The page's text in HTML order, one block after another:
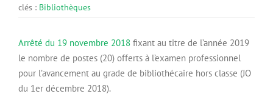
clés : Bibliothèques
Arrêté du 19 novembre 2018 fixant au titre de l’année 2019
le nombre de postes (20) offerts à l’examen professionnel
pour l’avancement au grade de bibliothécaire hors classe (JO
du 1er décembre 2018).